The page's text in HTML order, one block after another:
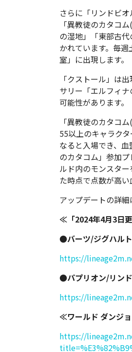
さらに「リンドビ
「異教徒のカタコ
の湿地」「東部古
かれています。毎
室」に出現します。
「クストール」は
サリー「エルフィ
可能性があります。
「異教徒のカタコ
55以上のキャラク
なると入場でき、
のカタコム」参加
ルド内のモンスタ
た時点で点数が高い
アップデートの詳細
≪「2024年4月3日
●バーツ/ジグハル
https://
●パプリオン/リン
https://
≪ワールド ダンジ
https://